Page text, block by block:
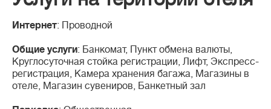
Интернет: Проводной
Общие услуги: Банкомат, Пункт обмена валюты,
Круглосуточная стойка регистрации, Лифт, Экспресс-
регистрация, Камера хранения багажа, Магазины в
отеле, Магазин сувениров, Банкетный зал